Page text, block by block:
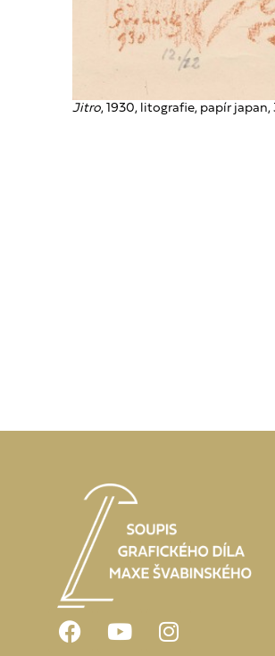
Jitro, 1930, litografie, papír